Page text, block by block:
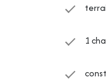
1